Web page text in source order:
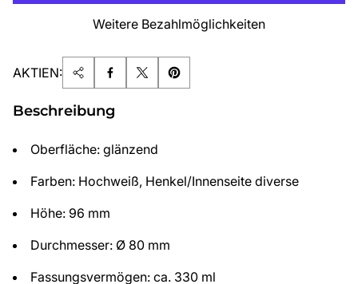
Weitere Bezahlmöglichkeiten
AKTIEN:
Beschreibung
Oberfläche: glänzend
Farben: Hochweiß, Henkel/Innenseite diverse
Höhe: 96 mm
Durchmesser: Ø 80 mm
Fassungsvermögen: ca. 330 ml